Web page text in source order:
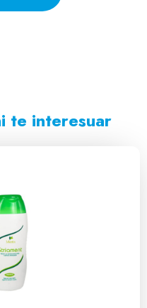
te interesuar